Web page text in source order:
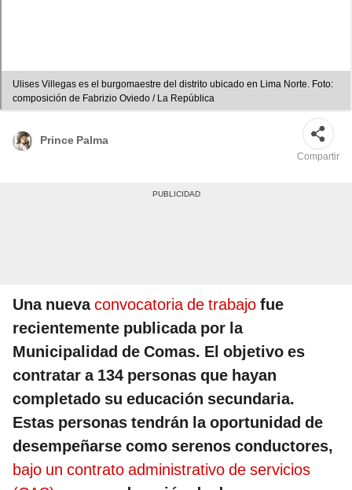
Ulises Villegas es el burgomaestre del distrito ubicado en Lima Norte. Foto:
composición de Fabrizio Oviedo / La República
Prince Palma
Compartir
Una nueva convocatoria de trabajo fue
recientemente publicada por la
Municipalidad de Comas. El objetivo es
contratar a 134 personas que hayan
completado su educación secundaria.
Estas personas tendrán la oportunidad de
desempeñarse como serenos conductores,
bajo un contrato administrativo de servicios